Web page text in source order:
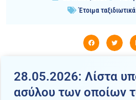
Έτοιμα
28.05.2026: Λίστα
ασύλου των οποίων